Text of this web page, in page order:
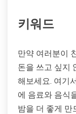
키워드
만약 여러분이
돈을 쓰고 싶지
해보세요. 여기
에 음료와 음식
밤을 더 좋게 만